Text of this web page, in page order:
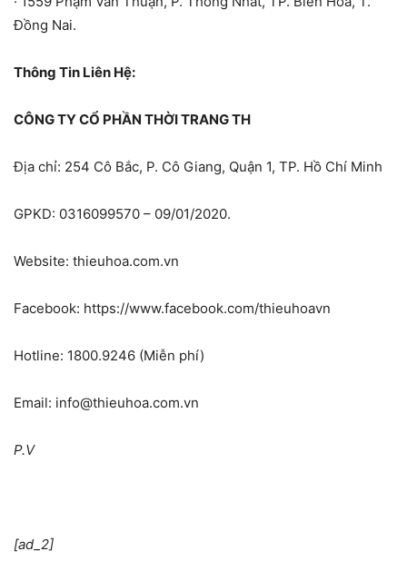
Đồng Nai.
Thông Tin Liên Hệ:
CÔNG TY CỔ PHẦN THỜI TRANG TH
Địa chỉ: 254 Cô Bắc, P. Cô Giang, Quận 1, TP. Hồ Chí Minh
GPKD: 0316099570 – 09/01/2020.
Website: thieuhoa.com.vn
Facebook: https://www.facebook.com/thieuhoavn
Hotline: 1800.9246 (Miễn phí)
Email: info@thieuhoa.com.vn
P.V
[ad_2]